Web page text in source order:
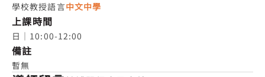
學校教授語言中文中學
上課時間
日｜10:00-12:00
備註
暫無